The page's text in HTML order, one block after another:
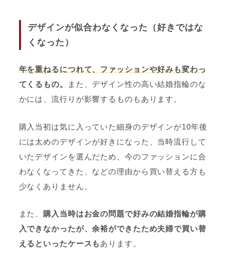
デザインが似合わなくなった（好きではな
くなった）
年を重ねるにつれて、ファッションや好みも変わっ
てくるもの。
また、デザイン性の高い結婚指輪のな
かには、流行りが影響するものもあります。
購入当初は気に入っていた細身のデザインが10年後
には太めのデザインが好きになった、当時流行して
いたデザインを選んだため、今のファッションに合
わなくなってきた、などの理由から買い替える方も
少なくありません。
また、
購入当時はお金の問題で好みの結婚指輪が購
入できなかったが、余裕ができたため夫婦で買い替
えるといったケースもあります。